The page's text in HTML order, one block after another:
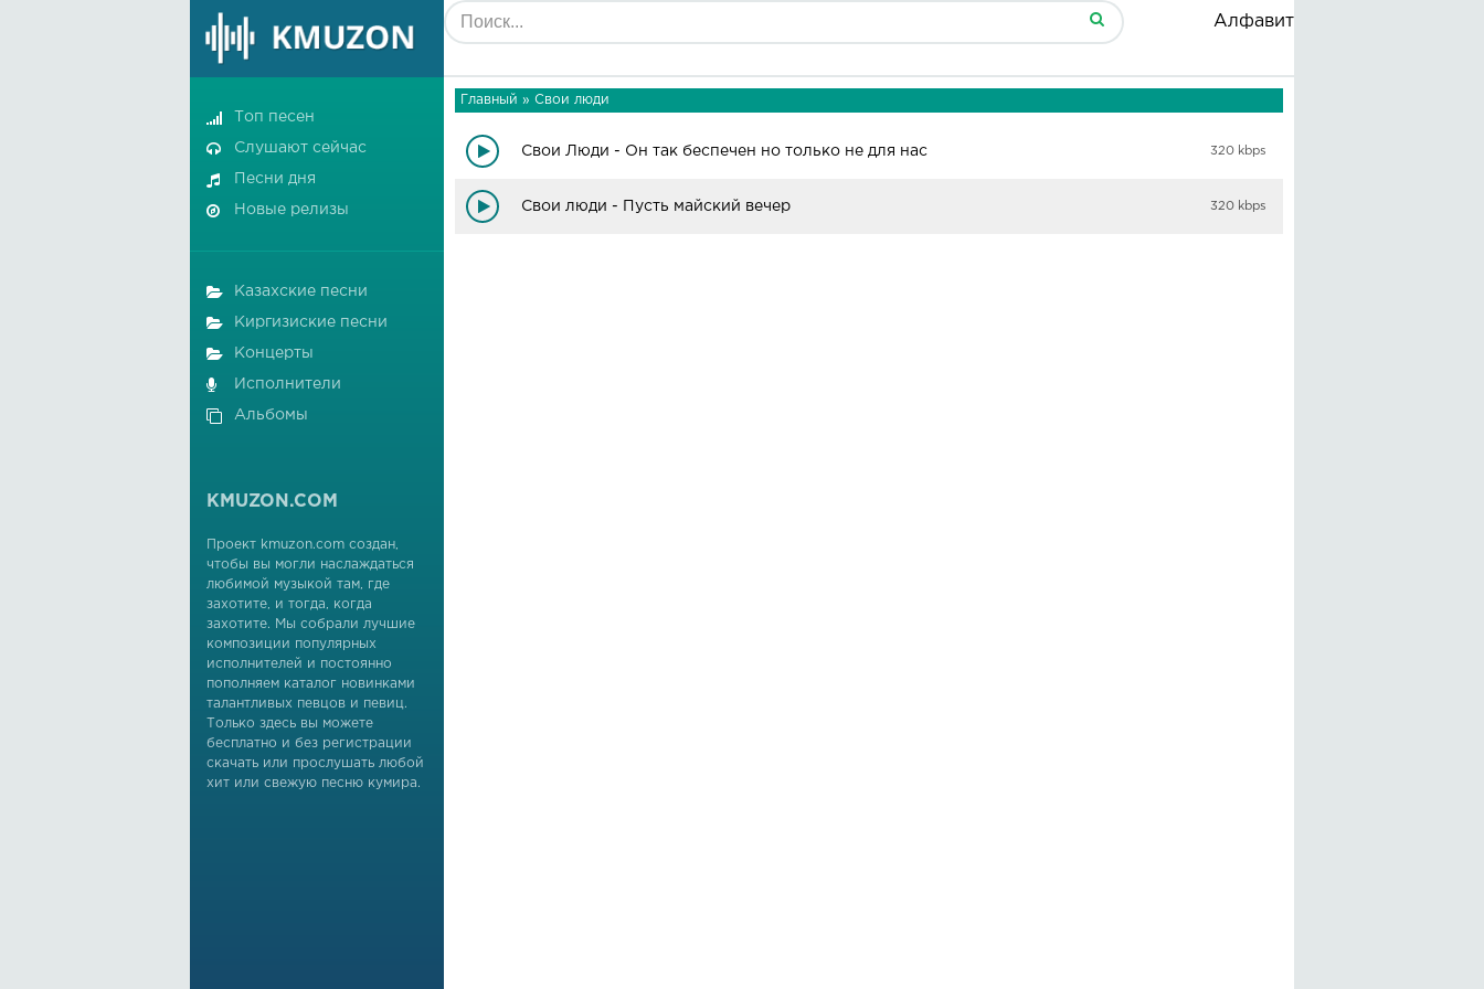
Алфавит
Главный » Свои люди
Свои Люди - Он так беспечен но только не для нас 320 kbps
Свои люди - Пусть майский вечер 320 kbps
Топ песен
Слушают сейчас
Песни дня
Новые релизы
Казахские песни
Киргизиские песни
Концерты
Исполнители
Альбомы
KMUZON.COM
Проект kmuzon.com создан,
чтобы вы могли наслаждаться
любимой музыкой там, где
захотите, и тогда, когда
захотите. Мы собрали лучшие
композиции популярных
исполнителей и постоянно
пополняем каталог новинками
талантливых певцов и певиц.
Только здесь вы можете
бесплатно и без регистрации
скачать или прослушать любой
хит или свежую песню кумира.